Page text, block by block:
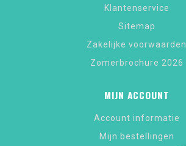
Klantenservice
Sitemap
Zakelijke voorwaarden
Zomerbrochure 2026
MIJN ACCOUNT
Account informatie
Mijn bestellingen